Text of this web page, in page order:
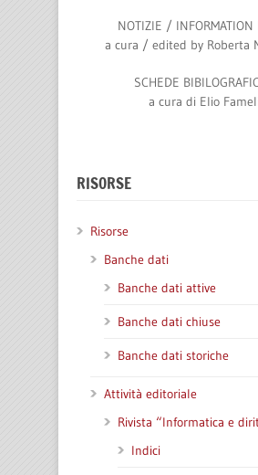
NOTIZIE / INFORMATION
a cura / edited by Roberta
SCHEDE
a cura di Elio Fameli
RISORSE
Risorse
Banche dati
Banche dati attive
Banche dati chiuse
Banche dati storiche
Attività editoriale
Rivista “Informatica e
Indici